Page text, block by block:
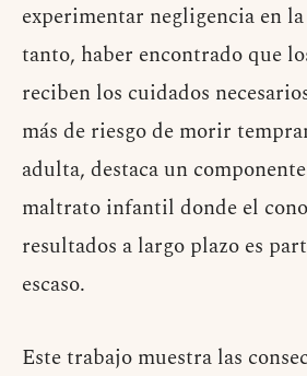
experimentar negligencia en
tanto, haber encontrado que
reciben los cuidados
más de riesgo de morir
adulta, destaca un
maltrato infantil donde el
resultados a largo plazo es
escaso.
Este trabajo muestra las